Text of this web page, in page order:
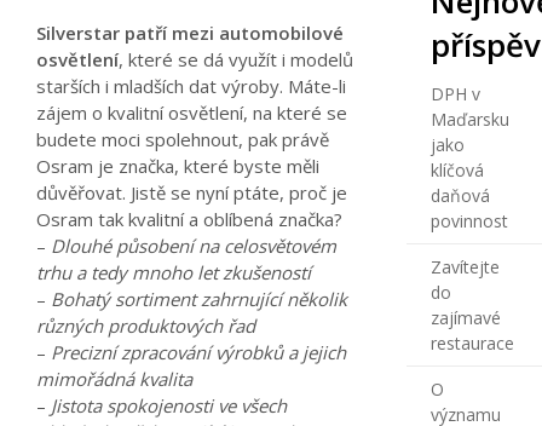
Silverstar patří mezi automobilové
osvětlení, které se dá využít i modelů
starších i mladších dat výroby. Máte-li
zájem o kvalitní osvětlení, na které se
budete moci spolehnout, pak právě
Osram je značka, které byste měli
důvěřovat. Jistě se nyní ptáte, proč je
Osram tak kvalitní a oblíbená značka?
– Dlouhé působení na celosvětovém
trhu a tedy mnoho let zkušeností
– Bohatý sortiment zahrnující několik
různých produktových řad
– Precizní zpracování výrobků a jejich
mimořádná kvalita
– Jistota spokojenosti ve všech
DPH v
Maďarsku
jako
klíčová
daňová
povinnost
Zavítejte
do
zajímavé
restaurace
O
významu